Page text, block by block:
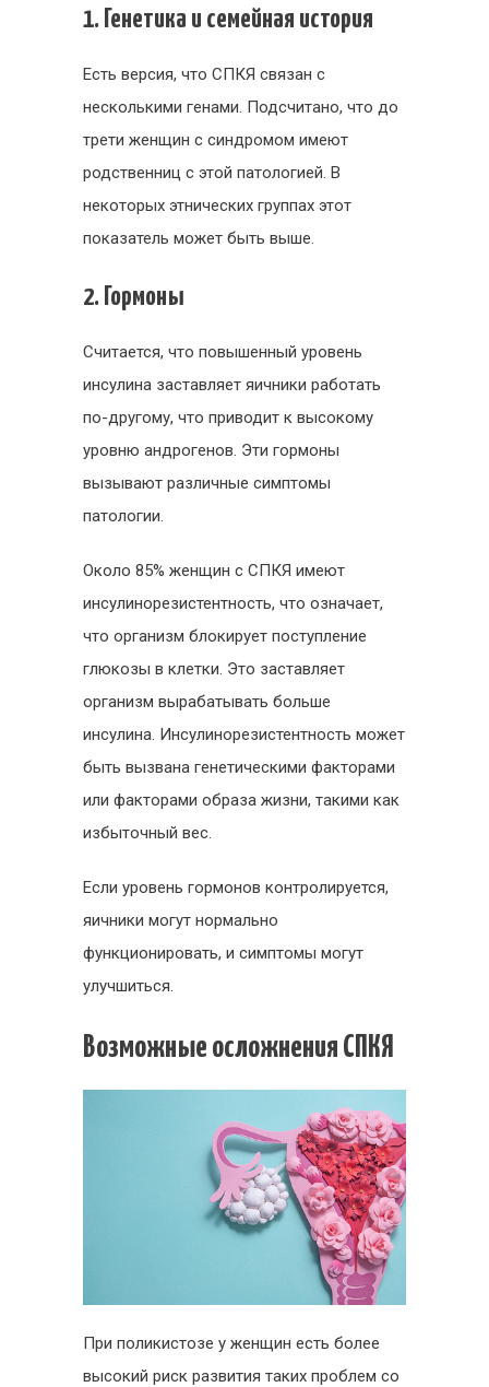
1. Генетика и семейная история
Есть версия, что СПКЯ связан с
несколькими генами. Подсчитано, что до
трети женщин с синдромом имеют
родственниц с этой патологией. В
некоторых этнических группах этот
показатель может быть выше.
2. Гормоны
Считается, что повышенный уровень
инсулина заставляет яичники работать
по-другому, что приводит к высокому
уровню андрогенов. Эти гормоны
вызывают различные симптомы
патологии.
Около 85% женщин с СПКЯ имеют
инсулинорезистентность, что означает,
что организм блокирует поступление
глюкозы в клетки. Это заставляет
организм вырабатывать больше
инсулина. Инсулинорезистентность может
быть вызвана генетическими факторами
или факторами образа жизни, такими как
избыточный вес.
Если уровень гормонов контролируется,
яичники могут нормально
функционировать, и симптомы могут
улучшиться.
Возможные осложнения СПКЯ
При поликистозе у женщин есть более
высокий риск развития таких проблем со